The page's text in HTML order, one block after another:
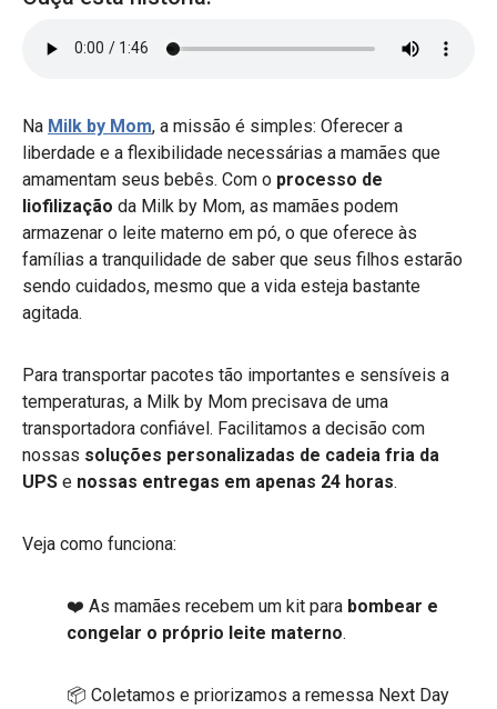
Na Milk by Mom, a missão é simples: Oferecer a
liberdade e a flexibilidade necessárias a mamães que
amamentam seus bebês. Com o processo de
liofilização da Milk by Mom, as mamães podem
armazenar o leite materno em pó, o que oferece às
famílias a tranquilidade de saber que seus filhos estarão
sendo cuidados, mesmo que a vida esteja bastante
agitada.
Para transportar pacotes tão importantes e sensíveis a
temperaturas, a Milk by Mom precisava de uma
transportadora confiável. Facilitamos a decisão com
nossas soluções personalizadas de cadeia fria da
UPS e nossas entregas em apenas 24 horas.
Veja como funciona:
❤️ As mamães recebem um kit para bombear e
congelar o próprio leite materno.
📦 Coletamos e priorizamos a remessa Next Day